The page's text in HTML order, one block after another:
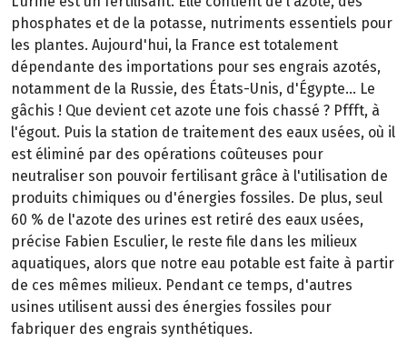
phosphates et de la potasse, nutriments essentiels pour
les plantes. Aujourd'hui, la France est totalement
dépendante des importations pour ses engrais azotés,
notamment de la Russie, des États-Unis, d'Égypte... Le
gâchis ! Que devient cet azote une fois chassé ? Pffft, à
l'égout. Puis la station de traitement des eaux usées, où il
est éliminé par des opérations coûteuses pour
neutraliser son pouvoir fertilisant grâce à l'utilisation de
produits chimiques ou d'énergies fossiles. De plus, seul
60 % de l'azote des urines est retiré des eaux usées,
précise Fabien Esculier, le reste file dans les milieux
aquatiques, alors que notre eau potable est faite à partir
de ces mêmes milieux. Pendant ce temps, d'autres
usines utilisent aussi des énergies fossiles pour
fabriquer des engrais synthétiques.